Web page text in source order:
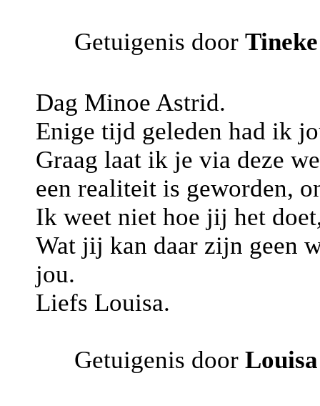
Getuigenis door
Dag Minoe Astrid.
Enige tijd geleden had ik
Graag laat ik je via deze
een realiteit is geworden,
Ik weet niet hoe jij het
Wat jij kan daar zijn geen
jou.
Liefs Louisa.
Getuigenis door Louisa